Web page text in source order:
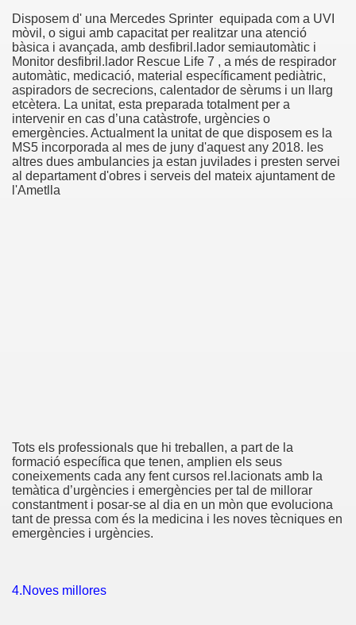
Disposem d' una Mercedes Sprinter equipada com a UVI
mòvil, o sigui amb capacitat per realitzar una atenció
bàsica i avançada, amb desfibril.lador semiautomàtic i
Monitor desfibril.lador Rescue Life 7 , a més de respirador
automàtic, medicació, material específicament pediàtric,
aspiradors de secrecions, calentador de sèrums i un llarg
etcètera. La unitat, esta preparada totalment per a
intervenir en cas d’una catàstrofe, urgències o
emergències. Actualment la unitat de que disposem es la
MS5 incorporada al mes de juny d'aquest any 2018. les
altres dues ambulancies ja estan juvilades i presten servei
al departament d'obres i serveis del mateix ajuntament de
l'Ametlla
Tots els professionals que hi treballen, a part de la
formació específica que tenen, amplien els seus
coneixements cada any fent cursos rel.lacionats amb la
temàtica d’urgències i emergències per tal de millorar
constantment i posar-se al dia en un mòn que evoluciona
tant de pressa com és la medicina i les noves tècniques en
emergències i urgències.
4.Noves millores